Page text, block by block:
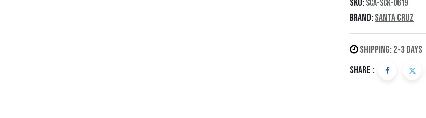
SKU:SCA-SCK-0619
Brand:Santa Cruz
Shipping: 2-3 Days
Share :